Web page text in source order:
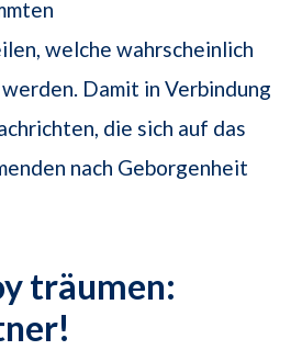
welche wahrscheinlich
Damit in Verbindung
die sich auf das
nach Geborgenheit
träumen: